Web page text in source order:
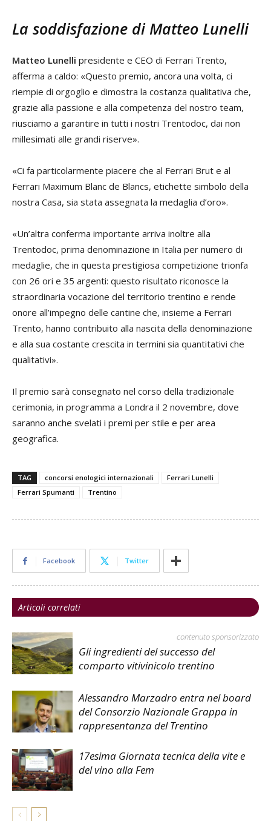
La soddisfazione di Matteo Lunelli
Matteo Lunelli presidente e CEO di Ferrari Trento,
afferma a caldo: «Questo premio, ancora una volta, ci
riempie di orgoglio e dimostra la costanza qualitativa che,
grazie alla passione e alla competenza del nostro team,
riusciamo a garantire in tutti i nostri Trentodoc, dai non
millesimati alle grandi riserve».
«Ci fa particolarmente piacere che al Ferrari Brut e al
Ferrari Maximum Blanc de Blancs, etichette simbolo della
nostra Casa, sia stata assegnata la medaglia d’oro».
«Un’altra conferma importante arriva inoltre alla
Trentodoc, prima denominazione in Italia per numero di
medaglie, che in questa prestigiosa competizione trionfa
con 26 ori e 35 argenti: questo risultato riconosce la
straordinaria vocazione del territorio trentino e rende
onore all’impegno delle cantine che, insieme a Ferrari
Trento, hanno contribuito alla nascita della denominazione
e alla sua costante crescita in termini sia quantitativi che
qualitativi».
Il premio sarà consegnato nel corso della tradizionale
cerimonia, in programma a Londra il 2 novembre, dove
saranno anche svelati i premi per stile e per area
geografica.
TAG concorsi enologici internazionali
Ferrari Lunelli
Ferrari Spumanti
Trentino
Facebook Twitter
Articoli correlati
contenuto sponsorizzato
Gli ingredienti del successo del
comparto vitivinicolo trentino
Alessandro Marzadro entra nel board
del Consorzio Nazionale Grappa in
rappresentanza del Trentino
17esima Giornata tecnica della vite e
del vino alla Fem